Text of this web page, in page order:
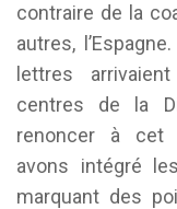
contraire de la
autres,
lettres
centres de la
renoncer à cet
avons intégré
marquant des